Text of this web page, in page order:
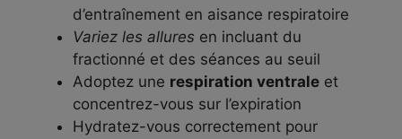
d’entraînement en aisance respiratoire
Variez les allures en incluant du
fractionné et des séances au seuil
Adoptez une respiration ventrale et
concentrez-vous sur l’expiration
Hydratez-vous correctement pour